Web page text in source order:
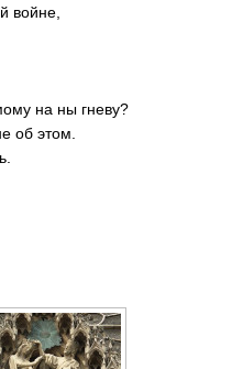
войне,
на ны гневу?
об этом.